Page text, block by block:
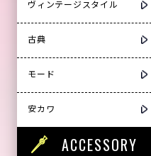
ヴィンテージスタイル
古典
モード
安カワ
ACCESSORY